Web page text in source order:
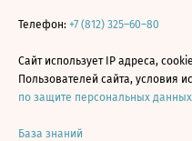
Телефон: +7 (812) 325–60–80
Сайт использует IP адреса,
Пользователей сайта, условия
по защите персональных данных
База знаний